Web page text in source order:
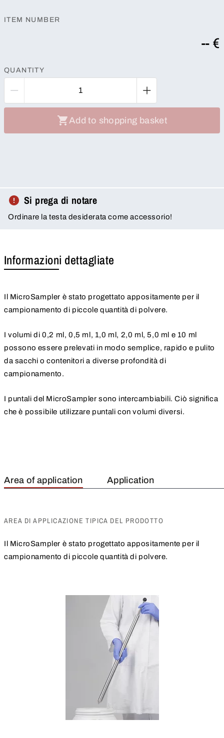
ITEM NUMBER
-- €
QUANTITY
Add to shopping basket
Si prega di notare
Ordinare la testa desiderata come accessorio!
Informazioni dettagliate
Il MicroSampler è stato progettato appositamente per il
campionamento di piccole quantità di polvere.
I volumi di 0,2 ml, 0,5 ml, 1,0 ml, 2,0 ml, 5,0 ml e 10 ml
possono essere prelevati in modo semplice, rapido e pulito
da sacchi o contenitori a diverse profondità di
campionamento.
I puntali del MicroSampler sono intercambiabili. Ciò significa
che è possibile utilizzare puntali con volumi diversi.
Area of application Application
AREA DI APPLICAZIONE TIPICA DEL PRODOTTO
Il MicroSampler è stato progettato appositamente per il
campionamento di piccole quantità di polvere.